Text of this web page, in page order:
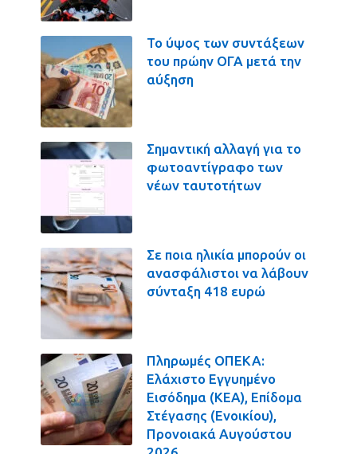
Το ύψος των συντάξεων
του πρώην ΟΓΑ μετά την
αύξηση
Σημαντική αλλαγή για το
φωτοαντίγραφο των
νέων ταυτοτήτων
Σε ποια ηλικία μπορούν οι
ανασφάλιστοι να λάβουν
σύνταξη 418 ευρώ
Πληρωμές ΟΠΕΚΑ:
Ελάχιστο Εγγυημένο
Εισόδημα (ΚΕΑ), Επίδομα
Στέγασης (Ενοικίου),
Προνοιακά Αυγούστου